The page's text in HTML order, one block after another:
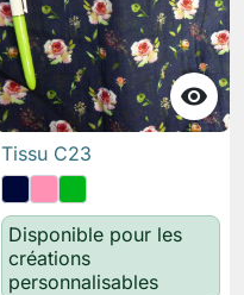

Tissu C23
Disponible pour les
créations
personnalisables